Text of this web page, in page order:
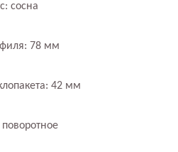
сосна
78 мм
42 мм